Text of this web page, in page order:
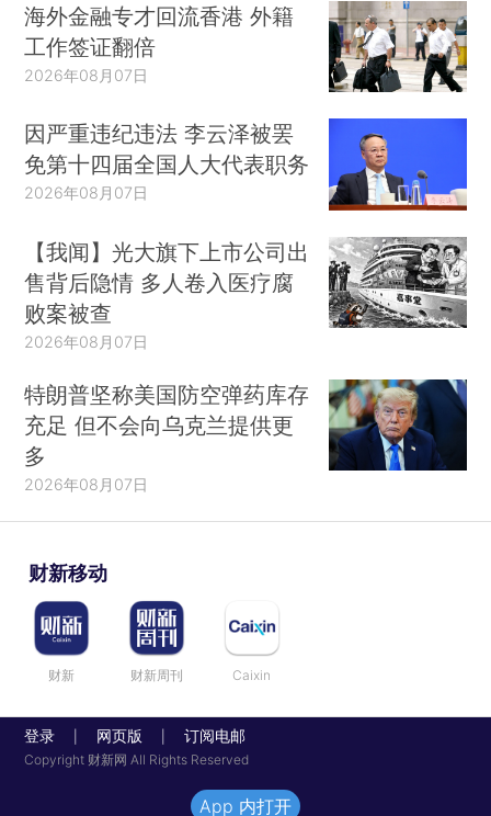
海外金融专才回流香港 外籍
工作签证翻倍
2026年08月07日
因严重违纪违法 李云泽被罢
免第十四届全国人大代表职务
2026年08月07日
【我闻】光大旗下上市公司出
售背后隐情 多人卷入医疗腐
败案被查
2026年08月07日
特朗普坚称美国防空弹药库存
充足 但不会向乌克兰提供更
多
2026年08月07日
财新移动
财新 财新周刊 Caixin
登录 网页版 订阅电邮
Copyright 财新网 All Rights Reserved
App 内打开